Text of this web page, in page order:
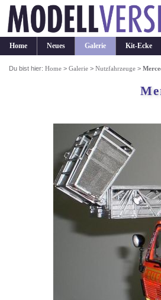
Home Neues Galerie Kit-Ecke
Du bist hier:Home >Galerie >Nutzfahrzeuge >